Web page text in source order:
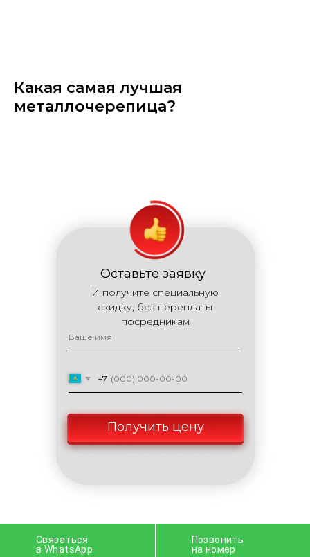
Какая самая лучшая
металлочерепица?
+7
Оставьте заявку
И получите специальную
скидку, без переплаты
посредникам
Получить цену
Связаться
в WhatsApp
Позвонить
на номер